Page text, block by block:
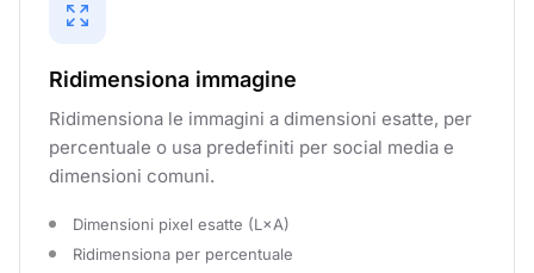
Ridimensiona immagine
Ridimensiona le immagini a dimensioni esatte, per
percentuale o usa predefiniti per social media e
dimensioni comuni.
Dimensioni pixel esatte (L×A)
Ridimensiona per percentuale